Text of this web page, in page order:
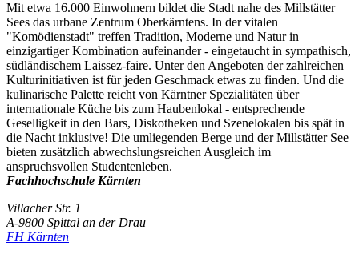
Mit etwa 16.000 Einwohnern bildet die Stadt nahe des Millstätter
Sees das urbane Zentrum Oberkärntens. In der vitalen
"Komödienstadt" treffen Tradition, Moderne und Natur in
einzigartiger Kombination aufeinander - eingetaucht in sympathisch,
südländischem Laissez-faire. Unter den Angeboten der zahlreichen
Kulturinitiativen ist für jeden Geschmack etwas zu finden. Und die
kulinarische Palette reicht von Kärntner Spezialitäten über
internationale Küche bis zum Haubenlokal - entsprechende
Geselligkeit in den Bars, Diskotheken und Szenelokalen bis spät in
die Nacht inklusive! Die umliegenden Berge und der Millstätter See
bieten zusätzlich abwechslungsreichen Ausgleich im
anspruchsvollen Studentenleben.
Fachhochschule Kärnten
Villacher Str. 1
A-9800 Spittal an der Drau
FH Kärnten